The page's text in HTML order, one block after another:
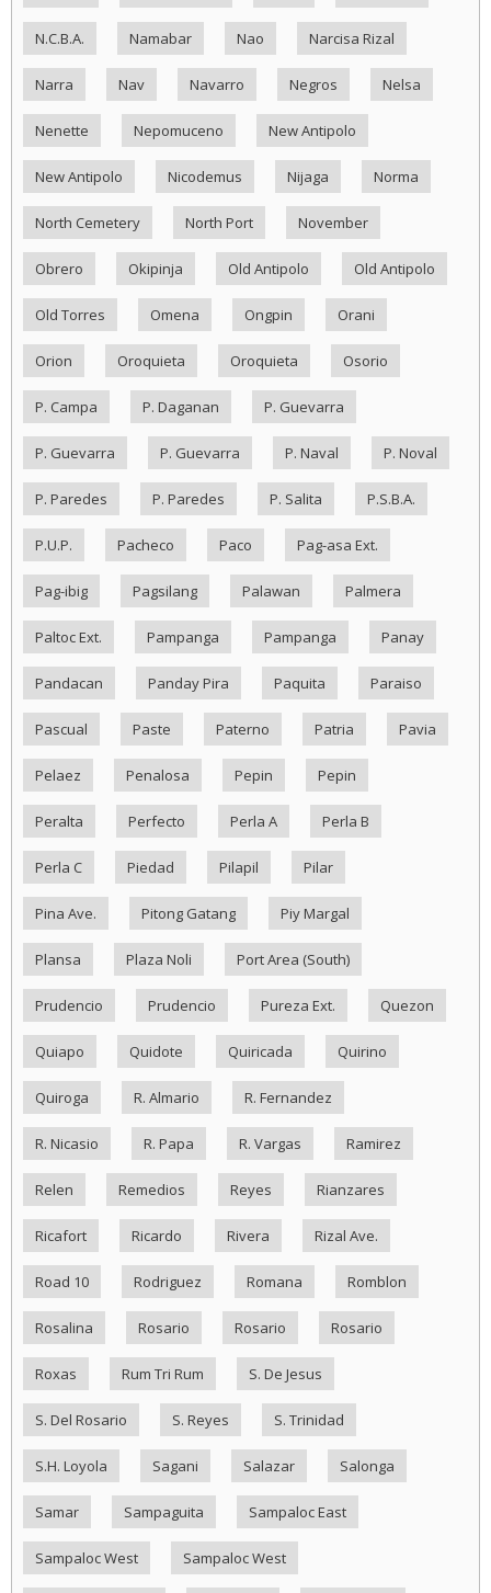
N.C.B.A. Namabar Nao Narcisa Rizal
Narra Nav Navarro Negros Nelsa
Nenette Nepomuceno New Antipolo
New Antipolo Nicodemus Nijaga Norma
North Cemetery North Port November
Obrero Okipinja Old Antipolo Old Antipolo
Old Torres Omena Ongpin Orani
Orion Oroquieta Oroquieta Osorio
P. Campa P. Daganan P. Guevarra
P. Guevarra P. Guevarra P. Naval P. Noval
P. Paredes P. Paredes P. Salita P.S.B.A.
P.U.P. Pacheco Paco Pag-asa Ext.
Pag-ibig Pagsilang Palawan Palmera
Paltoc Ext. Pampanga Pampanga Panay
Pandacan Panday Pira Paquita Paraiso
Pascual Paste Paterno Patria Pavia
Pelaez Penalosa Pepin Pepin
Peralta Perfecto Perla A Perla B
Perla C Piedad Pilapil Pilar
Pina Ave. Pitong Gatang Piy Margal
Plansa Plaza Noli Port Area (South)
Prudencio Prudencio Pureza Ext. Quezon
Quiapo Quidote Quiricada Quirino
Quiroga R. Almario R. Fernandez
R. Nicasio R. Papa R. Vargas Ramirez
Relen Remedios Reyes Rianzares
Ricafort Ricardo Rivera Rizal Ave.
Road 10 Rodriguez Romana Romblon
Rosalina Rosario Rosario Rosario
Roxas Rum Tri Rum S. De Jesus
S. Del Rosario S. Reyes S. Trinidad
S.H. Loyola Sagani Salazar Salonga
Samar Sampaguita Sampaloc East
Sampaloc West Sampaloc West